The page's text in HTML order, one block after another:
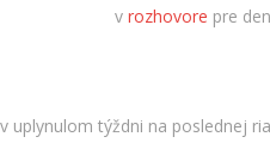
vrozhovore pre
uplynulom týždni na poslednej